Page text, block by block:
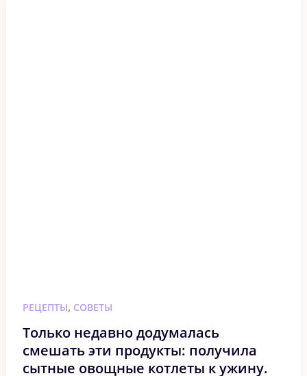
РЕЦЕПТЫ, СОВЕТЫ
Только недавно додумалась
смешать эти продукты: получила
сытные овощные котлеты к ужину.